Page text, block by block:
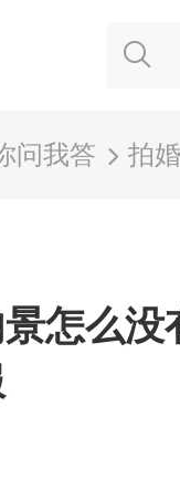
问我答 拍
怎么